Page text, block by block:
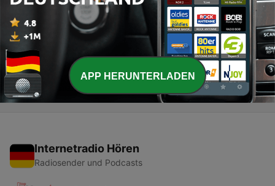
سورة الفاتحة
17 Jan. 2013
4 - سورة ال عمران
07 Jan. 2013
Internetradio Hören
Radiosender und Podcasts
APP HERUNTERLADEN